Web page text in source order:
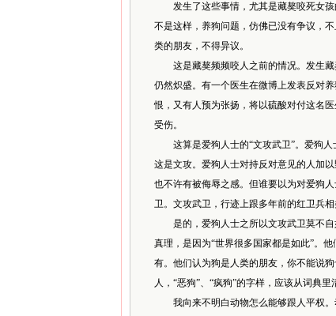
发生了这些事情，尤其是藏獒咬死女孩
不是这样，养狗问题，仿佛已没有争议，
类的朋友，不得异议。
这是藏獒频频咬人之前的情况。发生藏
仍然炽盛。有一个医生在微博上发表反对
恨，又有人预为张扬，将以硫酸对付这名
受伤。
这算是爱狗人士的“文攻武卫”。爱狗人
这是文攻。爱狗人士对持反对意见的人加
也不许有被侮辱之感。但谁要以为对爱狗
卫。文攻武卫，行迹上跟多年前的红卫兵相
是的，爱狗人士之所以文攻武卫莫不自
真理，是因为“世界很多国家都是如此”。
有。他们认为狗是人类的朋友，你不能说
人，“恶狗”、“疯狗”的字样，应该从词典里
我向来不明白动物怎么能够跟人平权。